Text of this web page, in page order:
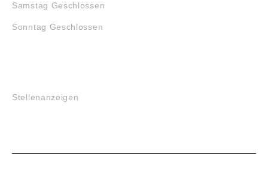
Samstag Geschlossen
Sonntag Geschlossen
Stellenanzeigen